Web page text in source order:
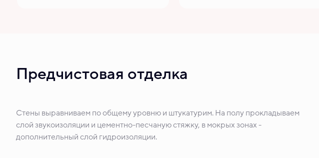
Предчистовая отделка
Стены выравниваем по общему уровню и штукатурим. На полу прокладываем
слой звукоизоляции и цементно-песчаную стяжку, в мокрых зонах -
дополнительный слой гидроизоляции.